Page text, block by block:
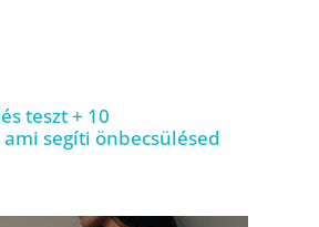
teszt + 10
segíti önbecsülésed